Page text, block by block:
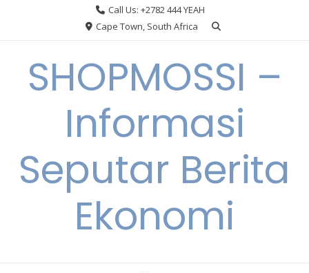
Call Us: +2782 444 YEAH
Cape Town, South Africa
SHOPMOSSI –
Informasi
Seputar Berita
Ekonomi